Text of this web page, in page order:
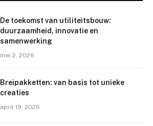
De toekomst van utiliteitsbouw:
duurzaamheid, innovatie en
samenwerking
mei 2, 2026
Breipakketten: van basis tot unieke
creaties
april 19, 2026